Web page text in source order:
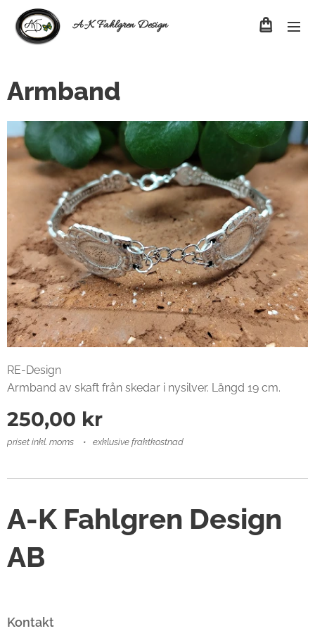
A-K Fahlgren Design
Armband
RE-Design
Armband av skaft från skedar i nysilver. Längd 19 cm.
250,00 kr
priset inkl. moms exklusive fraktkostnad
A-K Fahlgren Design
AB
Kontakt